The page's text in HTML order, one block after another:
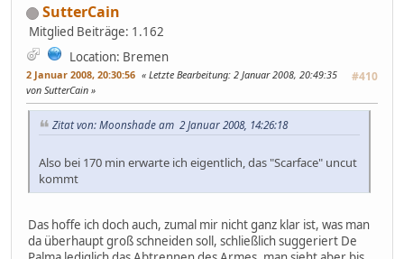
SutterCain
Mitglied Beiträge: 1.162
Location: Bremen
2 Januar 2008, 20:30:56 #410
Letzte Bearbeitung: 2 Januar 2008, 20:49:35
von SutterCain
Zitat von: Moonshade am 2 Januar 2008, 14:26:18
Also bei 170 min erwarte ich eigentlich, das "Scarface" uncut
kommt
Das hoffe ich doch auch, zumal mir nicht ganz klar ist, was man
da überhaupt groß schneiden soll, schließlich suggeriert De